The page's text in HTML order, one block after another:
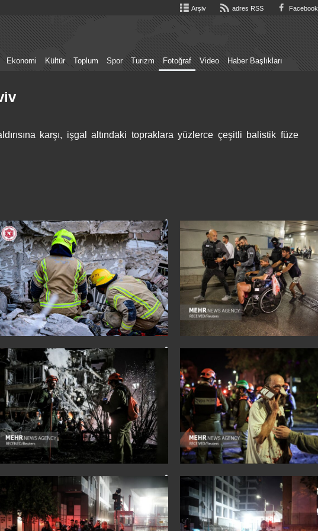
Arşiv adres RSS Facebook
Ekonomi Kültür Toplum Spor Turizm Fotoğraf Video Haber Başlıkları
karşı, işgal altındaki topraklara yüzlerce çeşitli balistik füze